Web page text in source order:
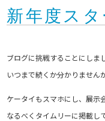
新年度スタ
ブログに挑戦することにしま
いつまで続くか分かりません
ケータイもスマホにし、展示
なるべくタイムリーに掲載し